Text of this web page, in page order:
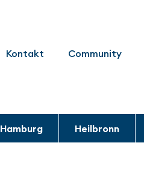
Kontakt Community
Hamburg Heilbronn